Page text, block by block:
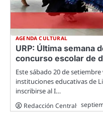
AGENDA CULTURAL
URP: Última semana
concurso escolar de
Este sábado 20 de
instituciones educativas de
inscribirse al I…
Redacción Central